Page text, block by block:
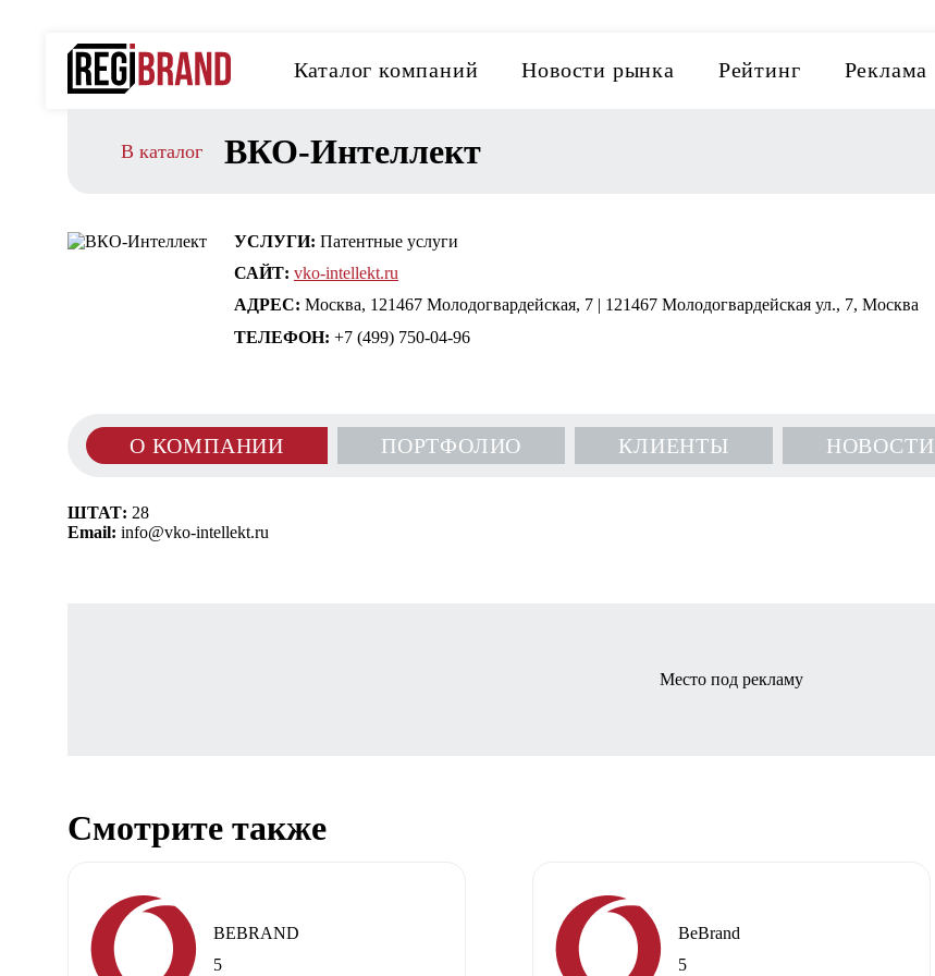
Каталог компаний Новости рынка Рейтинг Реклама
В каталог ВКО-Интеллект
УСЛУГИ: Патентные услуги
САЙТ: vko-intellekt.ru
АДРЕС: Москва, 121467 Молодогвардейская, 7 | 121467 Молодогвардейская ул., 7, Москва
ТЕЛЕФОН: +7 (499) 750-04-96
О КОМПАНИИ ПОРТФОЛИО КЛИЕНТЫ НОВОСТИ
ШТАТ: 28
Email: info@vko-intellekt.ru
Место под рекламу
Смотрите также
BEBRAND
5
BeBrand
5